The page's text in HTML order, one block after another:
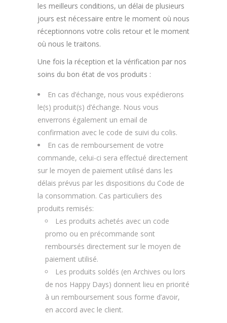
les meilleurs conditions, un délai de plusieurs
jours est nécessaire entre le moment où nous
réceptionnons votre colis retour et le moment
où nous le traitons.
Une fois la réception et la vérification par nos
soins du bon état de vos produits :
En cas d’échange, nous vous expédierons
le(s) produit(s) d’échange. Nous vous
enverrons également un email de
confirmation avec le code de suivi du colis.
En cas de remboursement de votre
commande, celui-ci sera effectué directement
sur le moyen de paiement utilisé dans les
délais prévus par les dispositions du Code de
la consommation. Cas particuliers des
produits remisés:
Les produits achetés avec un code
promo ou en précommande sont
remboursés directement sur le moyen de
paiement utilisé.
Les produits soldés (en Archives ou lors
de nos Happy Days) donnent lieu en priorité
à un remboursement sous forme d’avoir,
en accord avec le client.